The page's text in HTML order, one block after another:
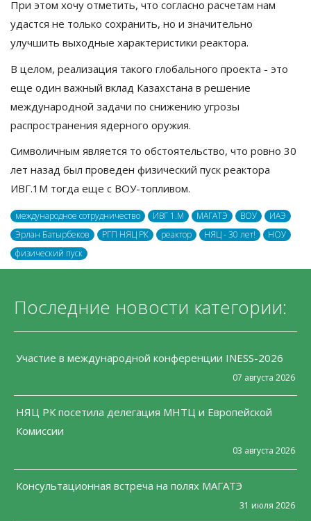
При этом хочу отметить, что согласно расчетам нам
удастся не только сохранить, но и значительно
улучшить выходные характеристики реактора.
В целом, реализация такого глобального проекта - это
еще один важный вклад Казахстана в решение
международной задачи по снижению угрозы
распространения ядерного оружия.
Символичным является то обстоятельство, что ровно 30
лет назад был проведен физический пуск реактора
ИВГ.1М тогда еще с ВОУ-топливом.
международное сотрудничество ИВГ 1.M МАГАТЭ ВОУ
ИАЭ
Эрлан Батырбеков
РГП НЯЦ РК реактор НЯЦ - 30 лет!
НОУ
физический пуск
Последние новости категории:
Участие в международной конференции INESS-2026
07 августа 2026
НЯЦ РК посетила делегация МНТЦ и Европейской
Комиссии
03 августа 2026
Консультационная встреча на полях МАГАТЭ
31 июля 2026